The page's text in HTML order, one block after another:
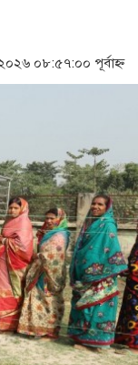
জেলা প্রশাসন
প্রধান শিক্ষক
০৮:৫৭:০০ পূর্বাহ্ন